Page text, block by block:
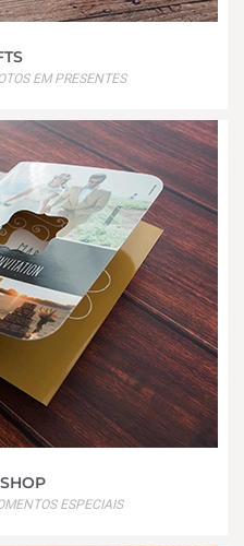
EM PRESENTES
ESPECIAIS